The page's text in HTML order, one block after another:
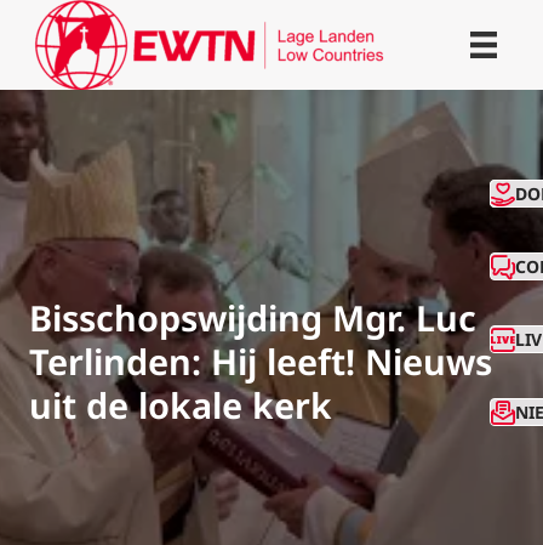
Bisschopswijding Mgr. Luc
Terlinden: Hij leeft! Nieuws
uit de lokale kerk